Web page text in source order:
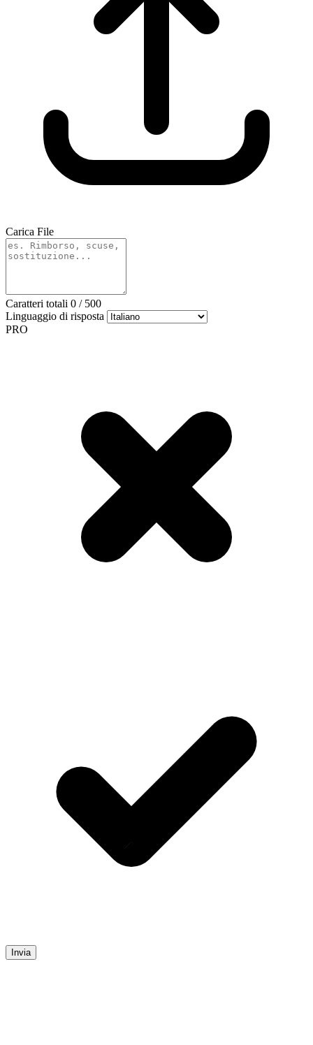
Carica File
Caratteri totali 0 / 500
Linguaggio di risposta
PRO
Invia